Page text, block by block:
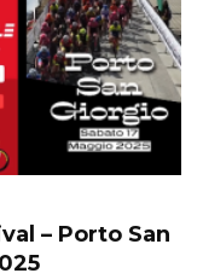
– Porto San